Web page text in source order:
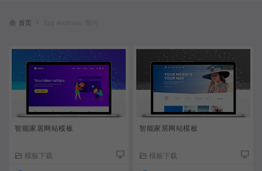
首页
智能家居网站模板
模板下载
智能家居网站模板
模板下载